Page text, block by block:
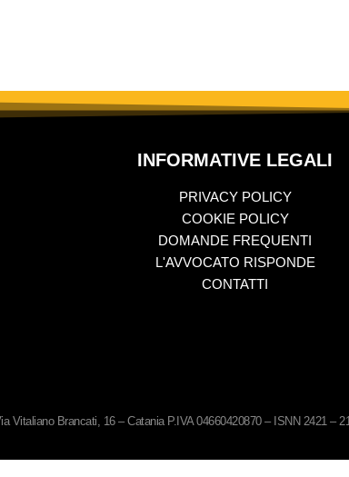
INFORMATIVE LEGALI
PRIVACY POLICY
COOKIE POLICY
DOMANDE FREQUENTI
L'AVVOCATO RISPONDE
CONTATTI
Vitaliano Brancati, 16 – Catania P.IVA 04660420870 – ISNN 2421 –